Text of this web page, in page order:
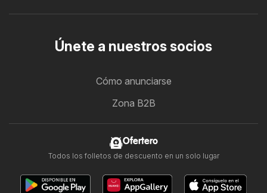
Únete a nuestros socios
Cómo anunciarse
Zona B2B
Ofertero
Todos los folletos de descuento en un solo lugar